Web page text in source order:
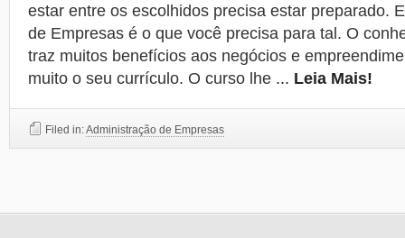
estar entre os escolhidos precisa estar preparado.
de Empresas é o que você precisa para tal. O
traz muitos benefícios aos negócios e
muito o seu currículo. O curso lhe ... Leia Mais!
Filed in:Administração de Empresas